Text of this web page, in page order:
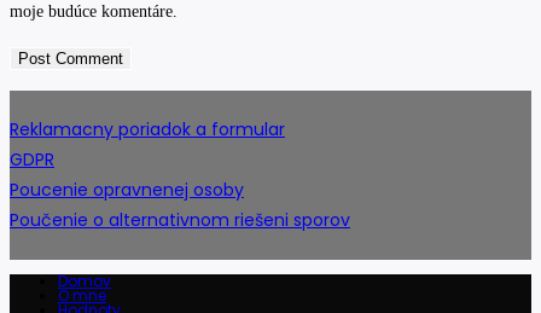
moje budúce komentáre.
Reklamacny poriadok a formular
GDPR
Poucenie opravnenej osoby
Poučenie o alternativnom riešeni sporov
Domov
O mne